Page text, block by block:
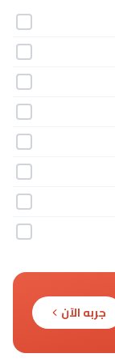
جربه الآن